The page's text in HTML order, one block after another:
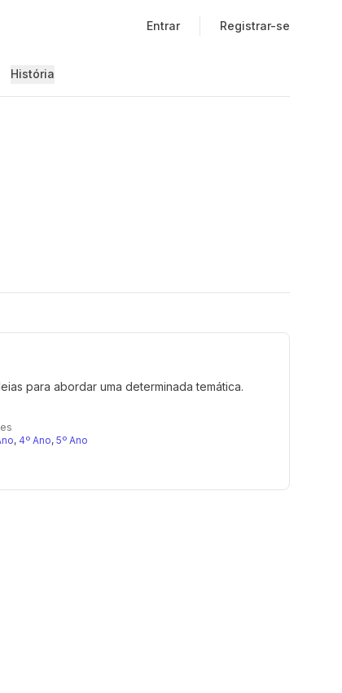
Entrar Registrar-se
História
para abordar uma determinada temática.
, 4º Ano, 5º Ano